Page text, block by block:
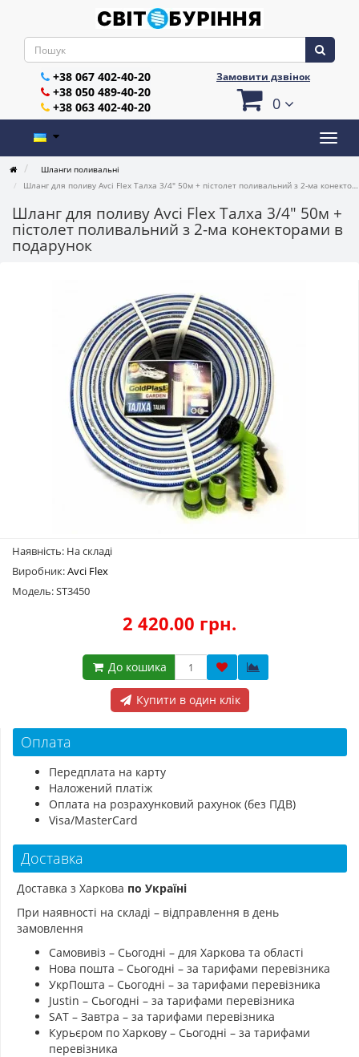
+38 067 402-40-20
+38 050 489-40-20
+38 063 402-40-20
Замовити дзвінок
0
Шланги поливальні
Шланг для поливу Avci Flex Талха 3/4" 50м + пістолет поливальний з 2-ма конекторами в подарунок
Шланг для поливу Avci Flex Талха 3/4" 50м +
пістолет поливальний з 2-ма конекторами в
подарунок
Наявність: На складі
Виробник:Avci Flex
Модель: ST3450
2 420.00 грн.
До кошика
Купити в один клік
Оплата
Передплата на карту
Наложений платіж
Оплата на розрахунковий рахунок (без ПДВ)
Visa/MasterCard
Доставка
Доставка з Харкова по Україні
При наявності на складі – відправлення в день
замовлення
Самовивіз – Сьогодні – для Харкова та області
Нова пошта – Сьогодні – за тарифами перевізника
УкрПошта – Сьогодні – за тарифами перевізника
Justin – Сьогодні – за тарифами перевізника
SAT – Завтра – за тарифами перевізника
Курьєром по Харкову – Сьогодні – за тарифами
перевізника